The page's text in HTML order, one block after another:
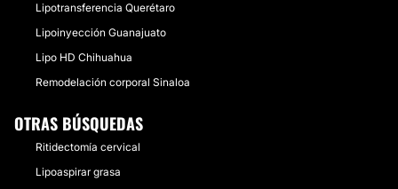
Lipotransferencia Querétaro
Lipoinyección Guanajuato
Lipo HD Chihuahua
Remodelación corporal Sinaloa
OTRAS BÚSQUEDAS
Ritidectomía cervical
Lipoaspirar grasa